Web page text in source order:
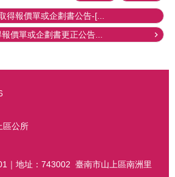
得報價單或企劃書公告-[...
價單或企劃書更正公告...
區公所
｜地址：743002 臺南市山上區南洲里